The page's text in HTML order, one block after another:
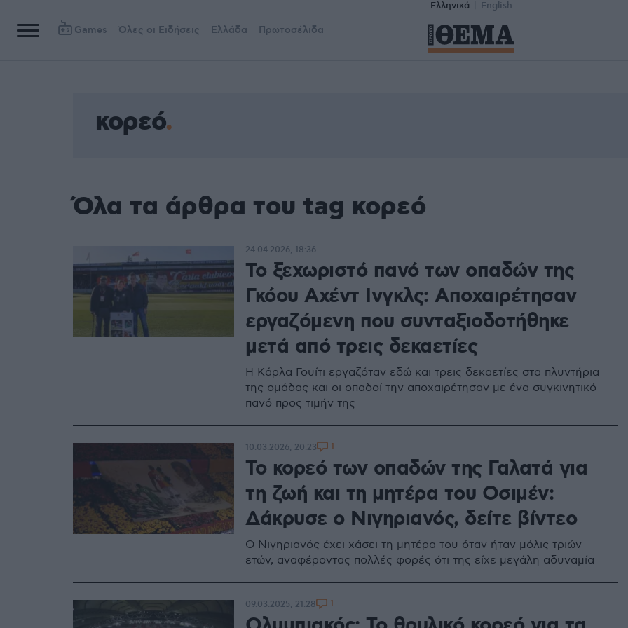
Ελληνικά English
Games Όλες οι Ειδήσεις Ελλάδα Πρωτοσέλιδα
κορεό
Όλα τα άρθρα του tag κορεό
Το ξεχωριστό πανό των οπαδών της
Γκόου Αχέντ Ινγκλς: Αποχαιρέτησαν
εργαζόμενη που συνταξιοδοτήθηκε
μετά από τρεις δεκαετίες
Η Κάρλα Γουίτι εργαζόταν εδώ και τρεις δεκαετίες στα πλυντήρια
της ομάδας και οι οπαδοί την αποχαιρέτησαν με ένα συγκινητικό
πανό προς τιμήν της
24.04.2026, 18:36
Το κορεό των οπαδών της Γαλατά για
τη ζωή και τη μητέρα του Οσιμέν:
Δάκρυσε ο Νιγηριανός, δείτε βίντεο
Ο Νιγηριανός έχει χάσει τη μητέρα του όταν ήταν μόλις τριών
ετών, αναφέροντας πολλές φορές ότι της είχε μεγάλη αδυναμία
10.03.2026, 20:23 1
09.03.2025, 21:28 1